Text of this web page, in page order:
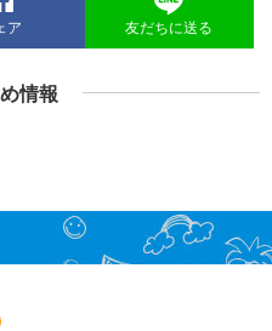
ア 友だちに送る
情報